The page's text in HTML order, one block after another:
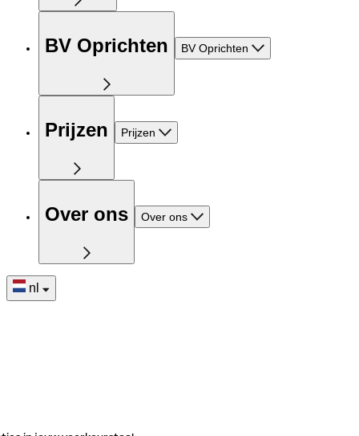
BV Oprichten BV Oprichten
Prijzen Prijzen
Over ons Over ons
nl